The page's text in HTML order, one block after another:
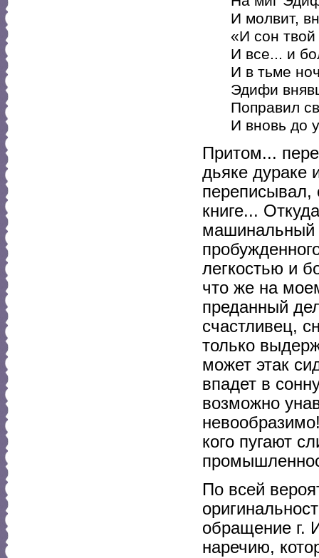
И молвит,
«И сон
И все... и
И в тьме
Эдифи
Поправил
И вновь до
Притом...
дьяке дураке
переписывал,
книге...
машинальный
легкостью и
что же на
преданный
счастливец,
только
может этак
впадет в
возможно
кого пугают
По всей
обращение г.
наречию,